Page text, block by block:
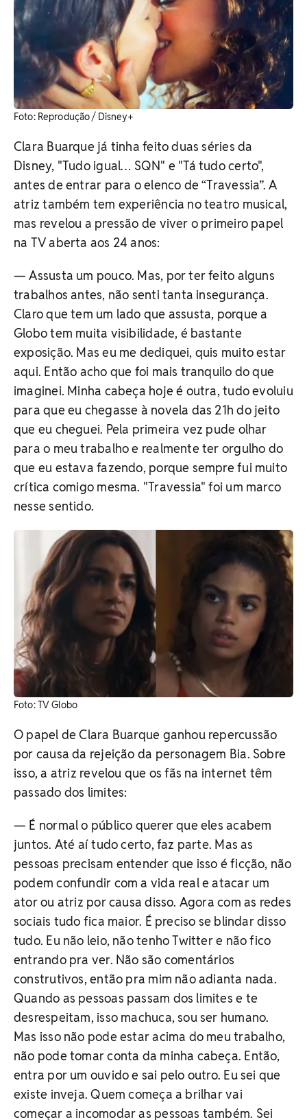
Foto: Reprodução / Disney+
Clara Buarque já tinha feito duas séries da
Disney, "Tudo igual… SQN" e "Tá tudo certo",
antes de entrar para o elenco de “Travessia”. A
atriz também tem experiência no teatro musical,
mas revelou a pressão de viver o primeiro papel
na TV aberta aos 24 anos:
— Assusta um pouco. Mas, por ter feito alguns
trabalhos antes, não senti tanta insegurança.
Claro que tem um lado que assusta, porque a
Globo tem muita visibilidade, é bastante
exposição. Mas eu me dediquei, quis muito estar
aqui. Então acho que foi mais tranquilo do que
imaginei. Minha cabeça hoje é outra, tudo evoluiu
para que eu chegasse à novela das 21h do jeito
que eu cheguei. Pela primeira vez pude olhar
para o meu trabalho e realmente ter orgulho do
que eu estava fazendo, porque sempre fui muito
crítica comigo mesma. "Travessia" foi um marco
nesse sentido.
Foto: TV Globo
O papel de Clara Buarque ganhou repercussão
por causa da rejeição da personagem Bia. Sobre
isso, a atriz revelou que os fãs na internet têm
passado dos limites:
— É normal o público querer que eles acabem
juntos. Até aí tudo certo, faz parte. Mas as
pessoas precisam entender que isso é ficção, não
podem confundir com a vida real e atacar um
ator ou atriz por causa disso. Agora com as redes
sociais tudo fica maior. É preciso se blindar disso
tudo. Eu não leio, não tenho Twitter e não fico
entrando pra ver. Não são comentários
construtivos, então pra mim não adianta nada.
Quando as pessoas passam dos limites e te
desrespeitam, isso machuca, sou ser humano.
Mas isso não pode estar acima do meu trabalho,
não pode tomar conta da minha cabeça. Então,
entra por um ouvido e sai pelo outro. Eu sei que
existe inveja. Quem começa a brilhar vai
começar a incomodar as pessoas também. Sei